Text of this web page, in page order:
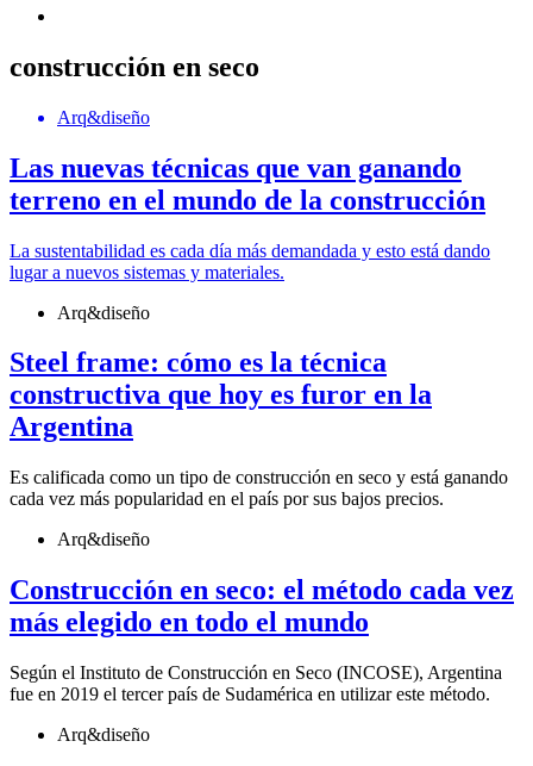
construcción en seco
Arq&diseño
Las nuevas técnicas que van ganando
terreno en el mundo de la construcción
La sustentabilidad es cada día más demandada y esto está dando
lugar a nuevos sistemas y materiales.
Arq&diseño
Steel frame: cómo es la técnica
constructiva que hoy es furor en la
Argentina
Es calificada como un tipo de construcción en seco y está ganando
cada vez más popularidad en el país por sus bajos precios.
Arq&diseño
Construcción en seco: el método cada vez
más elegido en todo el mundo
Según el Instituto de Construcción en Seco (INCOSE), Argentina
fue en 2019 el tercer país de Sudamérica en utilizar este método.
Arq&diseño